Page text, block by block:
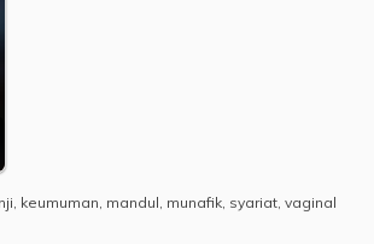
, keumuman, mandul, munafik, syariat, vaginal